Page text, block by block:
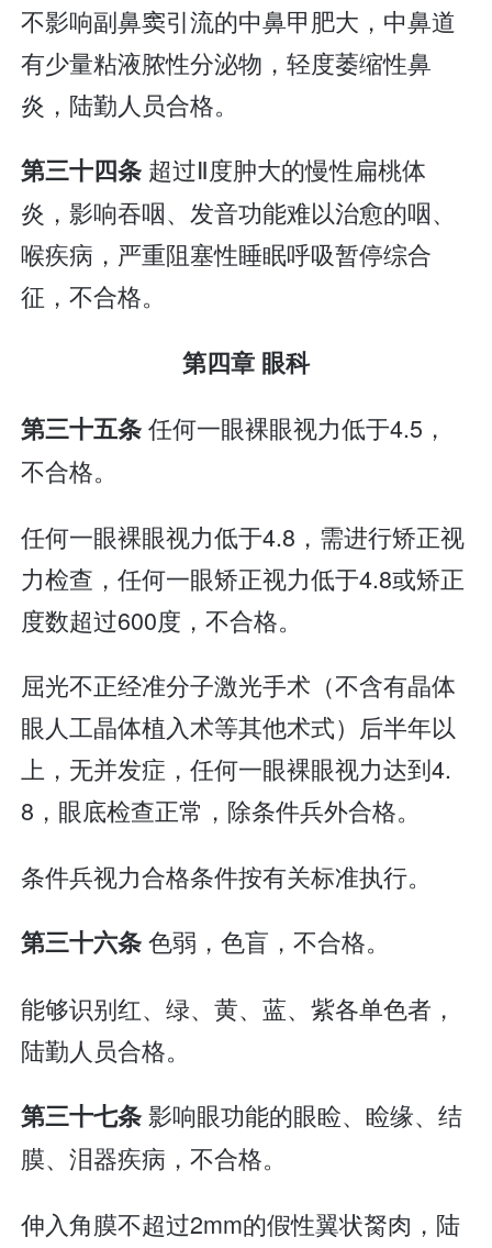
不影响副鼻窦引流的中鼻甲肥大，中鼻道
有少量粘液脓性分泌物，轻度萎缩性鼻
炎，陆勤人员合格。
第三十四条 超过Ⅱ度肿大的慢性扁桃体
炎，影响吞咽、发音功能难以治愈的咽、
喉疾病，严重阻塞性睡眠呼吸暂停综合
征，不合格。
第四章 眼科
第三十五条任何一眼裸眼视力低于4.5，
不合格。
任何一眼裸眼视力低于4.8，需进行矫正视
力检查，任何一眼矫正视力低于4.8或矫正
度数超过600度，不合格。
屈光不正经准分子激光手术（不含有晶体
眼人工晶体植入术等其他术式）后半年以
上，无并发症，任何一眼裸眼视力达到4.
8，眼底检查正常，除条件兵外合格。
条件兵视力合格条件按有关标准执行。
第三十六条色弱，色盲，不合格。
能够识别红、绿、黄、蓝、紫各单色者，
陆勤人员合格。
第三十七条影响眼功能的眼睑、睑缘、结
膜、泪器疾病，不合格。
伸入角膜不超过2mm的假性翼状胬肉，陆